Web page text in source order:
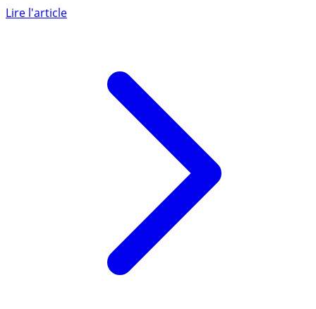
météo, Jour de beau temps, en France pour aider les
utilisateurs (...)